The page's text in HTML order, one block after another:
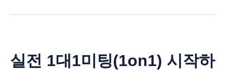
실전 1대1미팅(1on1) 시작하